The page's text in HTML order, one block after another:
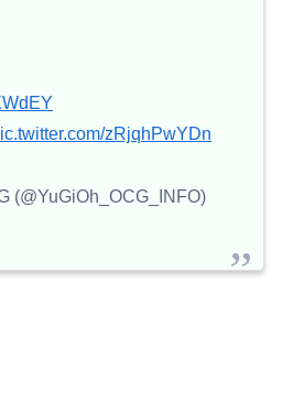
zRjqhPwYDn
(@YuGiOh_OCG_INFO)